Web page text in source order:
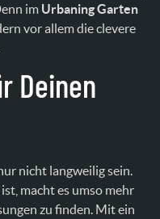
im Urbaning Garten
vor allem die clevere
Deinen
nicht langweilig sein.
macht es umso mehr
zu finden. Mit ein